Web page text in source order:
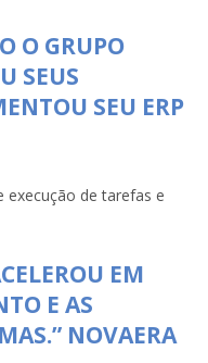
O GRUPO
SEUS
SEU ERP
execução de tarefas e
EM
E AS
NOVAERA